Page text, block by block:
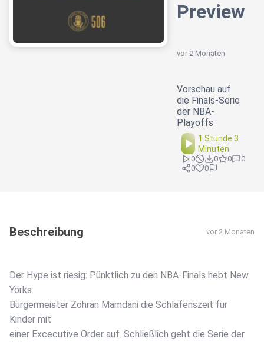
Preview
vor 2 Monaten
Vorschau auf
die Finals-Serie
der NBA-
Playoffs
1 Stunde 3
Minuten
0 0 0
0
0
0
Beschreibung vor 2 Monaten
Der Hype ist riesig: Pünktlich zu den NBA-Finals hebt New
Yorks
Bürgermeister Zohran Mamdani die Schlafenszeit für
Kinder mit
einer Excecutive Order auf. Schließlich geht die Serie der